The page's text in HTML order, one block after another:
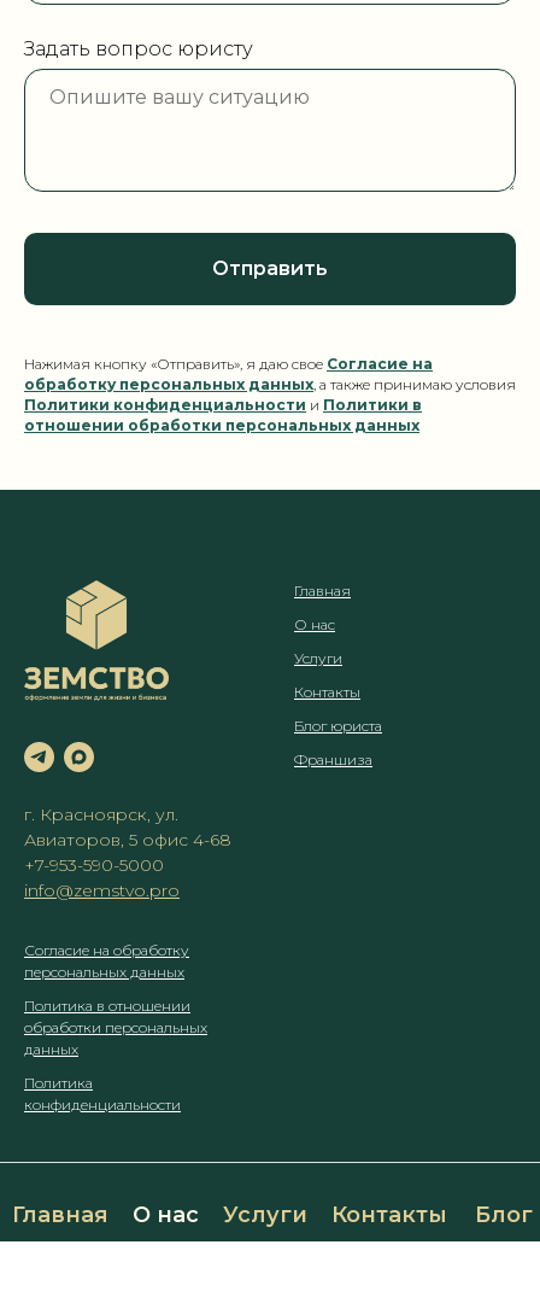
Главная О нас Услуги Контакты Блог
Задать вопрос юристу
Отправить
Нажимая кнопку «Отправить», я даю свое Согласие на
обработку персональных данных , а также принимаю условия
Политики конфиденциальности и Политики в
отношении обработки персональных данных
г. Красноярск, ул.
Авиаторов, 5 офис 4-68
+7-953-590-5000
info@zemstvo.pro
Главная
О нас
Услуги
Контакты
Блог юриста
Франшиза
Согласие на обработку
персональных данных
Политика в отношении
обработки персональных
данных
Политика
конфиденциальности